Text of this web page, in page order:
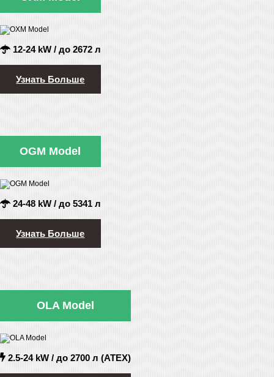
12-24 kW / до 2672 л
Узнать Больше
OGM Model
24-48 kW / до 5341 л
Узнать Больше
OLA Model
2.5-24 kW / до 2700 л (ATEX)